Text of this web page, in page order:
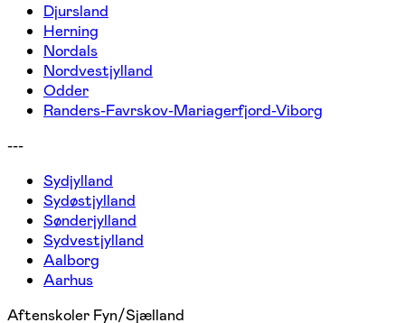
Djursland
Herning
Nordals
Nordvestjylland
Odder
Randers-Favrskov-Mariagerfjord-Viborg
---
Sydjylland
Sydøstjylland
Sønderjylland
Sydvestjylland
Aalborg
Aarhus
Aftenskoler Fyn/Sjælland